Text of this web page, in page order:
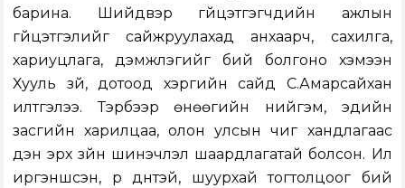
барина. Шийдвэр гүйцэтгэгчдийн ажлын
гүйцэтгэлийг сайжруулахад анхаарч, сахилга,
хариуцлага, дэмжлэгийг бий болгоно хэмээн
Хууль зүй, дотоод хэргийн сайд С.Амарсайхан
илтгэлээ. Тэрбээр өнөөгийн нийгэм, эдийн
засгийн харилцаа, олон улсын чиг хандлагаас
үүдэн эрх зүйн шинэчлэл шаардлагатай болсон. Илүү
иргэншсэн, үр дүнтэй, шуурхай тогтолцоог бий